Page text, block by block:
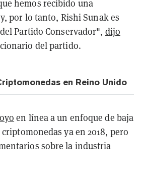
hemos recibido una
por lo tanto, Rishi Sunak es
Partido Conservador", dijo
del partido.
en Reino Unido
en línea a un enfoque de baja
ya en 2018, pero
sobre la industria